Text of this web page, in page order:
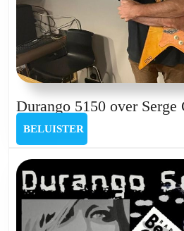
Durango 5150 over Serge
BELUISTER